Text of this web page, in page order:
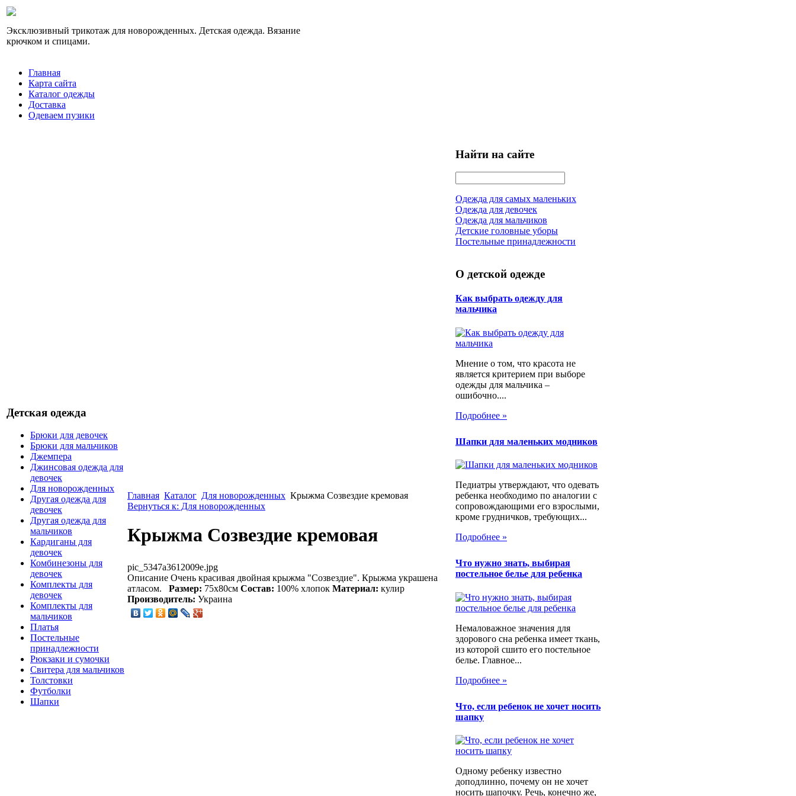
Эксклюзивный трикотаж для новорожденных. Детская одежда. Вязание
крючком и спицами.
Главная
Карта сайта
Каталог одежды
Доставка
Одеваем пузики
Детская одежда
Брюки для девочек
Брюки для мальчиков
Джемпера
Джинсовая одежда для
девочек
Для новорожденных
Другая одежда для
девочек
Другая одежда для
мальчиков
Кардиганы для
девочек
Комбинезоны для
девочек
Комплекты для
девочек
Комплекты для
мальчиков
Платья
Постельные
принадлежности
Рюкзаки и сумочки
Свитера для мальчиков
Толстовки
Футболки
Шапки
Главная Каталог Для новорожденных Крыжма Созвездие кремовая
Вернуться к: Для новорожденных
Крыжма Созвездие кремовая
pic_5347a3612009e.jpg
Описание Очень красивая двойная крыжма "Созвездие". Крыжма украшена
атласом. Размер: 75х80см Состав: 100% хлопок Материал: кулир
Производитель: Украина
Найти на сайте
Одежда для самых маленьких
Одежда для девочек
Одежда для мальчиков
Детские головные уборы
Постельные принадлежности
О детской одежде
Как выбрать одежду для
мальчика
Мнение о том, что красота не
является критерием при выборе
одежды для мальчика –
ошибочно....
Подробнее »
Шапки для маленьких модников
Педиатры утверждают, что одевать
ребенка необходимо по аналогии с
сопровождающими его взрослыми,
кроме грудничков, требующих...
Подробнее »
Что нужно знать, выбирая
постельное белье для ребенка
Немаловажное значения для
здорового сна ребенка имеет ткань,
из которой сшито его постельное
белье. Главное...
Подробнее »
Что, если ребенок не хочет носить
шапку
Одному ребенку известно
доподлинно, почему он не хочет
носить шапочку. Речь, конечно же,